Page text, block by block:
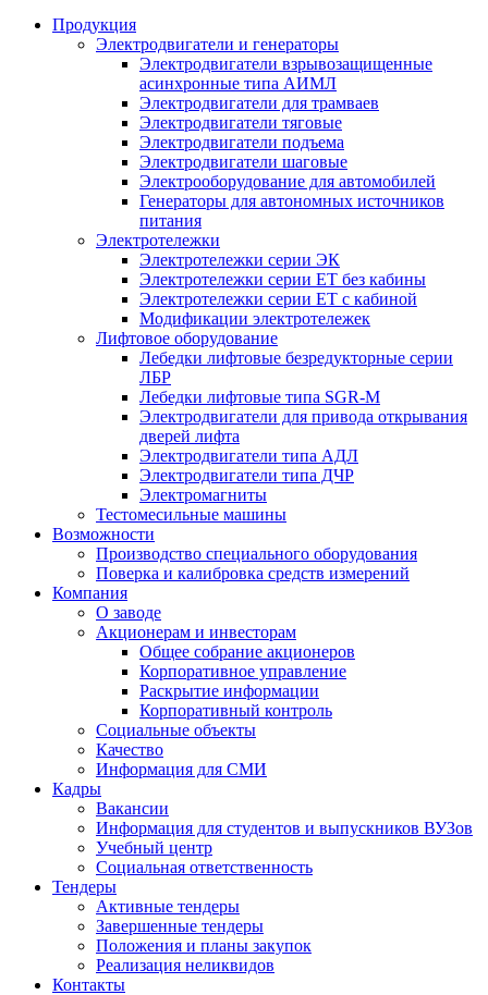
Продукция
Электродвигатели и генераторы
Электродвигатели взрывозащищенные
асинхронные типа АИМЛ
Электродвигатели для трамваев
Электродвигатели тяговые
Электродвигатели подъема
Электродвигатели шаговые
Электрооборудование для автомобилей
Генераторы для автономных источников
питания
Электротележки
Электротележки серии ЭК
Электротележки серии ЕТ без кабины
Электротележки серии ЕТ с кабиной
Модификации электротележек
Лифтовое оборудование
Лебедки лифтовые безредукторные серии
ЛБР
Лебедки лифтовые типа SGR-M
Электродвигатели для привода открывания
дверей лифта
Электродвигатели типа АДЛ
Электродвигатели типа ДЧР
Электромагниты
Тестомесильные машины
Возможности
Производство специального оборудования
Поверка и калибровка средств измерений
Компания
О заводе
Акционерам и инвесторам
Общее собрание акционеров
Корпоративное управление
Раскрытие информации
Корпоративный контроль
Социальные объекты
Качество
Информация для СМИ
Кадры
Вакансии
Информация для студентов и выпускников ВУЗов
Учебный центр
Социальная ответственность
Тендеры
Активные тендеры
Завершенные тендеры
Положения и планы закупок
Реализация неликвидов
Контакты